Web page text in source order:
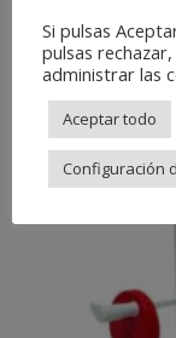
Si pulsas
pulsas
administrar las
Aceptar todo
Configuración